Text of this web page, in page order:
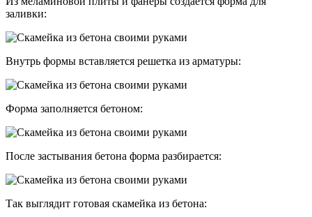
заливки:
Внутрь формы вставляется решетка из арматуры:
Форма заполняется бетоном:
После застывания бетона форма разбирается:
Так выглядит готовая скамейка из бетона: